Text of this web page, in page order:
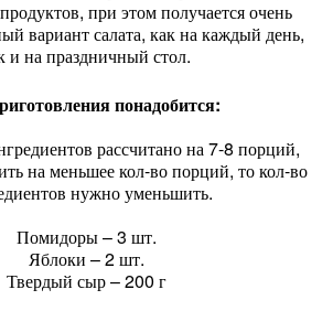
при этом получается очень
вариант салата, как на каждый день,
и на праздничный стол.
понадобится:
рассчитано на 7-8 порций,
на меньшее кол-во порций, то кол-во
нужно уменьшить.
Помидоры – 3 шт.
Яблоки – 2 шт.
Твердый сыр – 200 г